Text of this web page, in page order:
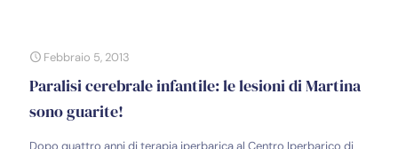
Febbraio 5, 2013
Paralisi cerebrale infantile: le lesioni di Martina
sono guarite!
Dopo quattro anni di terapia iperbarica al Centro Iperbarico di